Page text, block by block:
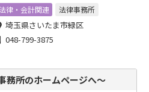
市民の法律事務所です。
法律・会計関連 法律事務所
埼玉県さいたま市緑区
048-799-3875
務所のホームページへ～